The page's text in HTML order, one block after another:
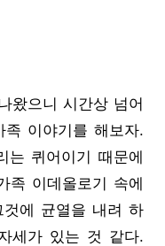
왔으니 시간상 넘어
이야기를 해보자.
는 퀴어이기 때문에
족 이데올로기 속에
에 균열을 내려 하
세가 있는 것 같다.